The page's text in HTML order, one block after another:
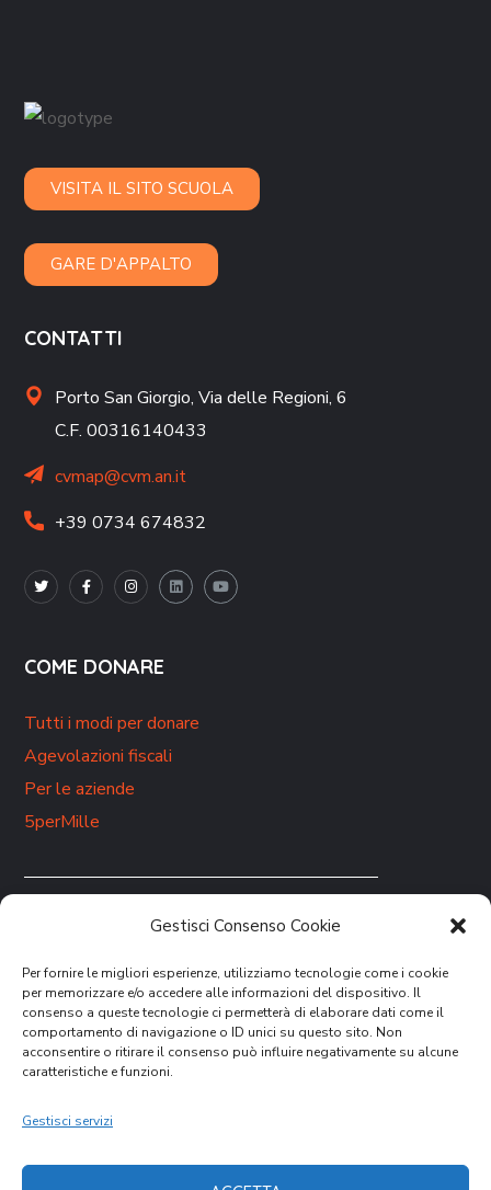
Gestisci Consenso Cookie
Per fornire le migliori esperienze, utilizziamo tecnologie come i cookie
per memorizzare e/o accedere alle informazioni del dispositivo. Il
consenso a queste tecnologie ci permetterà di elaborare dati come il
comportamento di navigazione o ID unici su questo sito. Non
acconsentire o ritirare il consenso può influire negativamente su alcune
caratteristiche e funzioni.
Gestisci servizi
VISITA IL SITO SCUOLA
GARE D'APPALTO
CONTATTI
Porto San Giorgio,Via delle Regioni, 6
C.F. 00316140433
cvmap@cvm.an.it
+39 0734 674832
COME DONARE
Tutti i modi per donare
Agevolazioni fiscali
Per le aziende
5perMille
Rimani aggiornato sulle nostre attività.ISCRIVITI ALLA